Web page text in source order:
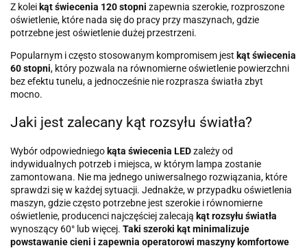
Z kolei kąt świecenia 120 stopni zapewnia szerokie, rozproszone
oświetlenie, które nada się do pracy przy maszynach, gdzie
potrzebne jest oświetlenie dużej przestrzeni.
Popularnym i często stosowanym kompromisem jest kąt świecenia
60 stopni, który pozwala na równomierne oświetlenie powierzchni
bez efektu tunelu, a jednocześnie nie rozprasza światła zbyt
mocno.
Jaki jest zalecany kąt rozsyłu światła?
Wybór odpowiedniegokąta świecenia LEDzależy od
indywidualnych potrzeb i miejsca, w którym lampa zostanie
zamontowana. Nie ma jednego uniwersalnego rozwiązania, które
sprawdzi się w każdej sytuacji. Jednakże, w przypadku oświetlenia
maszyn, gdzie często potrzebne jest szerokie i równomierne
oświetlenie, producenci najczęściej zalecają kąt rozsyłu światła
wynoszący 60° lub więcej. Taki szeroki kąt minimalizuje
powstawanie cieni i zapewnia operatorowi maszyny komfortowe